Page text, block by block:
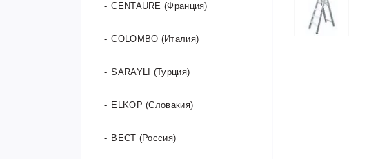
CENTAURE (Франция)
COLOMBO (Италия)
SARAYLI (Турция)
ELKOP (Словакия)
ВЕСТ (Россия)